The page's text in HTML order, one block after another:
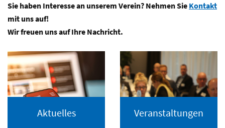
Sie haben Interesse an unserem Verein? Nehmen Sie Kontakt
mit uns auf!
Wir freuen uns auf Ihre Nachricht.
Aktuelles Veranstaltungen